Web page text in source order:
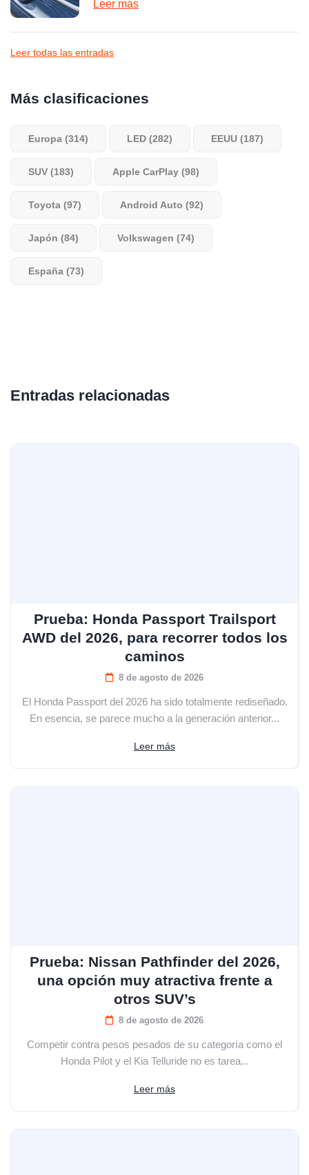
Leer más
Leer todas las entradas
Más clasificaciones
Europa (314) LED (282) EEUU (187)
SUV (183) Apple CarPlay (98)
Toyota (97) Android Auto (92)
Japón (84) Volkswagen (74)
España (73)
Entradas relacionadas
Prueba: Honda Passport Trailsport
AWD del 2026, para recorrer todos los
caminos
8 de agosto de 2026
El Honda Passport del 2026 ha sido totalmente rediseñado.
En esencia, se parece mucho a la generación anterior...
Leer más
Prueba: Nissan Pathfinder del 2026,
una opción muy atractiva frente a
otros SUV’s
8 de agosto de 2026
Competir contra pesos pesados de su categoría como el
Honda Pilot y el Kia Telluride no es tarea...
Leer más